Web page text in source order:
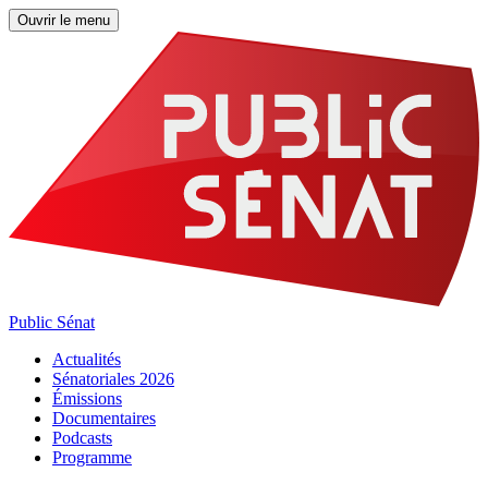
Ouvrir le menu
Public Sénat
Actualités
Sénatoriales 2026
Émissions
Documentaires
Podcasts
Programme